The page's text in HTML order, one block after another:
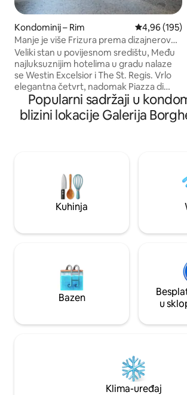
Kondominij – Rim Prosječna
4,96 (195)
Manje je više Frizura prema dizajnerovoj
zamisli
Veliki stan u povijesnom središtu, Među
najluksuznijim hotelima u gradu nalaze
se Westin Excelsior i The St. Regis. Vrlo
elegantna četvrt, nadomak Piazza di
Spagne, Fontane di Trevi i Ville Borghese,
na uglu s američkom ambasadom, koja
ima zaštitarsko osoblje 0 – 24. Kuća ima
sastoji od kultnih dizajnerskih komada i
Popularni sadržaji u
blizini lokacije Galerija
Kuhinja
Bazen
u
Klima-uređaj